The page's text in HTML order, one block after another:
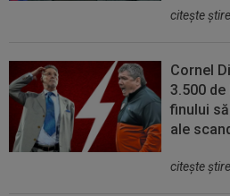
citeşte
Cornel
3.500
finului
ale
citeşte